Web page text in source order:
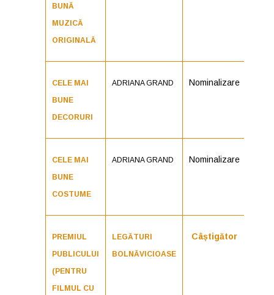
BUNĂ
MUZICĂ
ORIGINALĂ
CELE MAI
BUNE
DECORURI
ADRIANA GRAND Nominalizare
CELE MAI
BUNE
COSTUME
ADRIANA GRAND Nominalizare
PREMIUL
PUBLICULUI
(PENTRU
FILMUL CU
LEGĂTURI
BOLNĂVICIOASE
Câștigător